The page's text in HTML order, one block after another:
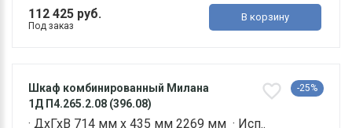
112 425 руб.
Под заказ
В корзину
Шкаф комбинированный Милана
1Д П4.265.2.08 (396.08)
-25%
· ДхГхВ 714 мм х 435 мм 2269 мм · Исп..